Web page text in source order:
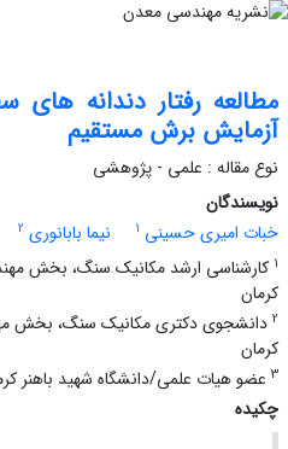
مطالعه رفتار دندانه
آزمایش برش مستقیم
نوع مقاله : علمی - پژوهشی
نویسندگان
خبات امیری حسینی 1 نیما بابانوری 2
1 کارشناسی ارشد مکانیک سنگ، بخش
کرمان
2 دانشجوی دکتری مکانیک سنگ، بخش
کرمان
3 عضو هیات علمی/دانشگاه شهید باهنر
چکیده